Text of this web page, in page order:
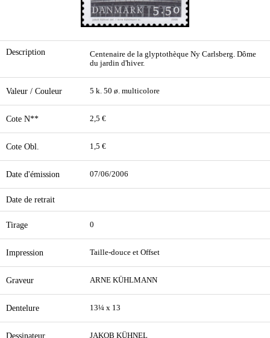
Description
Centenaire de la glyptothèque Ny Carlsberg. Dôme
du jardin d'hiver.
Valeur / Couleur 5 k. 50 ø. multicolore
Cote N** 2,5 €
Cote Obl. 1,5 €
Date d'émission 07/06/2006
Date de retrait
Tirage 0
Impression Taille-douce et Offset
Graveur ARNE KÜHLMANN
Dentelure 13¼ x 13
Dessinateur JAKOB KÜHNEL